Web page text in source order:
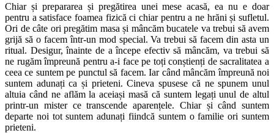
Chiar și prepararea și pregătirea unei mese acasă, ea nu e doar
pentru a satisface foamea fizică ci chiar pentru a ne hrăni și sufletul.
Ori de câte ori pregătim masa și mâncăm bucatele va trebui să avem
grijă să o facem într-un mod special. Va trebui să facem din asta un
ritual. Desigur, înainte de a începe efectiv să mâncăm, va trebui să
ne rugăm împreună pentru a-i face pe toți conștienți de sacralitatea a
ceea ce suntem pe punctul să facem. Iar când mâncăm împreună noi
suntem adunați ca și prieteni. Cineva spusese că ne spunem unul
altuia când ne aflăm la aceiași masă că suntem legați unul de altul
printr-un mister ce transcende aparențele. Chiar și când suntem
departe noi tot suntem adunați fiindcă suntem o familie ori suntem
prieteni.